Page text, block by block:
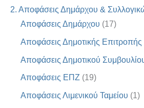
2. Αποφάσεις Δημάρχου &
Αποφάσεις Δημάρχου (17)
Αποφάσεις Δημοτικής Επιτροπής
Αποφάσεις Δημοτικού
Αποφάσεις ΕΠΖ (19)
Αποφάσεις Λιμενικού Ταμείου (1)